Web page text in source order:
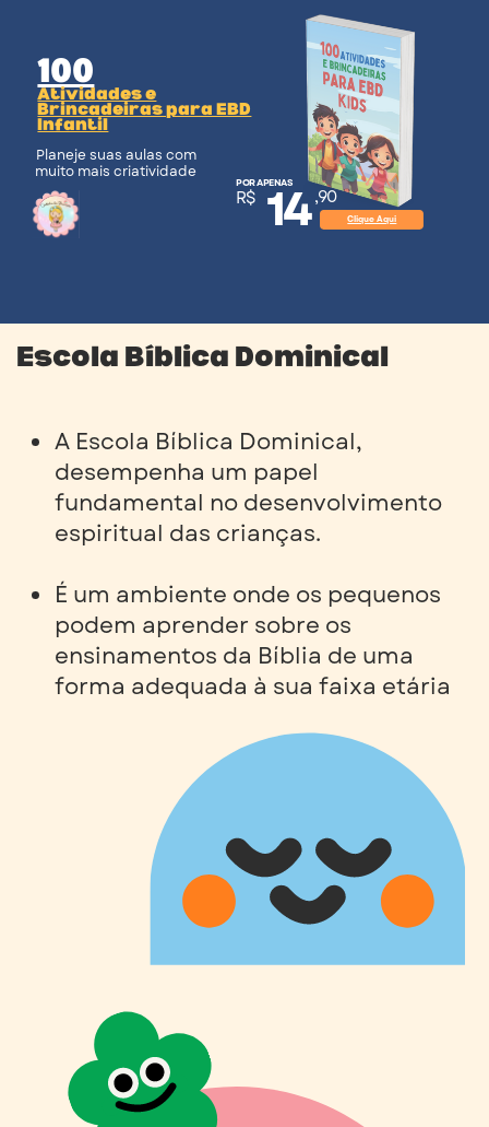
14
R$ ,90
POR APENAS
Clique Aqui
100
Atividades e
Brincadeiras para EBD
Infantil
Planeje suas aulas com
muito mais criatividade
Escola Bíblica Dominical
A Escola Bíblica Dominical,
desempenha um papel
fundamental no desenvolvimento
espiritual das crianças.
É um ambiente onde os pequenos
podem aprender sobre os
ensinamentos da Bíblia de uma
forma adequada à sua faixa etária